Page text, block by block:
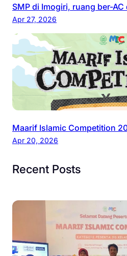
SMP di Imogiri, ruang ber-
Apr 27, 2026
Maarif Islamic Competition
Apr 20, 2026
Recent Posts